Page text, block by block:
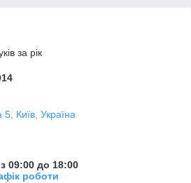
за рік
Київ, Україна
09:00 до 18:00
роботи